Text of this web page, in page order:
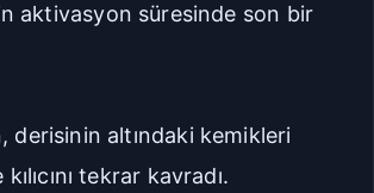
aktivasyon süresinde son bir
derisinin altındaki kemikleri
tekrar kavradı.